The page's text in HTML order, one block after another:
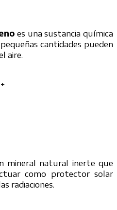
es una sustancia química
cantidades pueden
aire.
+
mineral natural inerte que
como protector solar
radiaciones.